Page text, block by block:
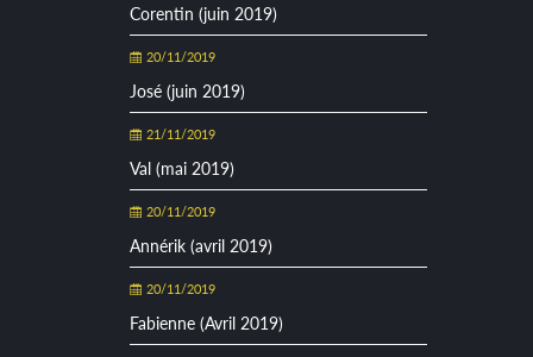
Corentin (juin 2019)
20/11/2019
José (juin 2019)
21/11/2019
Val (mai 2019)
20/11/2019
Annérik (avril 2019)
20/11/2019
Fabienne (Avril 2019)